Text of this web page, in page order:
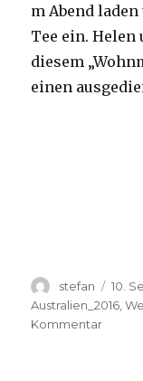
m Abend
Tee ein. Helen
diesem
einen
Autor
stefan
am
10.
Australien_2016 ,
Kommentarzu